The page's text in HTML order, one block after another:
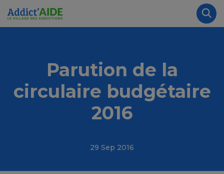
Aller au contenu principal
Parution de la
circulaire budgétaire
2016
29 Sep 2016
Panneau de gestion des cookies